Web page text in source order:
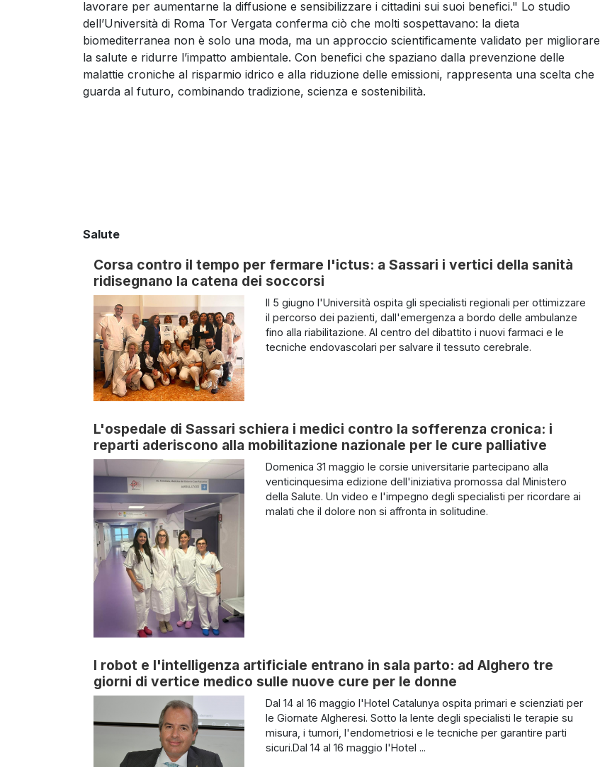
lavorare per aumentarne la diffusione e sensibilizzare i cittadini sui suoi benefici." Lo studio
dell’Università di Roma Tor Vergata conferma ciò che molti sospettavano: la dieta
biomediterranea non è solo una moda, ma un approccio scientificamente validato per migliorare
la salute e ridurre l’impatto ambientale. Con benefici che spaziano dalla prevenzione delle
malattie croniche al risparmio idrico e alla riduzione delle emissioni, rappresenta una scelta che
guarda al futuro, combinando tradizione, scienza e sostenibilità.
Salute
Corsa contro il tempo per fermare l'ictus: a Sassari i vertici della sanità
ridisegnano la catena dei soccorsi
Il 5 giugno l'Università ospita gli specialisti regionali per ottimizzare
il percorso dei pazienti, dall'emergenza a bordo delle ambulanze
fino alla riabilitazione. Al centro del dibattito i nuovi farmaci e le
tecniche endovascolari per salvare il tessuto cerebrale.
L'ospedale di Sassari schiera i medici contro la sofferenza cronica: i
reparti aderiscono alla mobilitazione nazionale per le cure palliative
Domenica 31 maggio le corsie universitarie partecipano alla
venticinquesima edizione dell'iniziativa promossa dal Ministero
della Salute. Un video e l'impegno degli specialisti per ricordare ai
malati che il dolore non si affronta in solitudine.
I robot e l'intelligenza artificiale entrano in sala parto: ad Alghero tre
giorni di vertice medico sulle nuove cure per le donne
Dal 14 al 16 maggio l'Hotel Catalunya ospita primari e scienziati per
le Giornate Algheresi. Sotto la lente degli specialisti le terapie su
misura, i tumori, l'endometriosi e le tecniche per garantire parti
sicuri.Dal 14 al 16 maggio l'Hotel ...